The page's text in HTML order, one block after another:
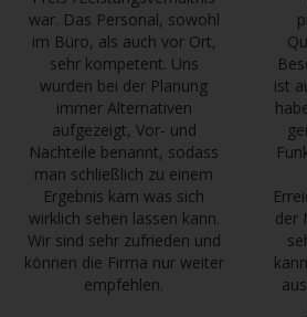
war. Das Personal, sowohl
im Büro, als auch vor Ort,
sehr kompetent. Uns
wurden bei der Planung
immer Alternativen
aufgezeigt, Vor- und
Nachteile benannt, sodass
man schließlich zu einem
Ergebnis kam was sich
wirklich sehen lassen kann.
Wir sind sehr zufrieden und
können die Firma nur weiter
empfehlen.
ist
der